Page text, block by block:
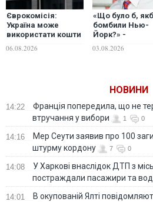
Єврокомісія:
Україна може
використати кошти
закупівлю ракет-
06.08.2026
«Що було б,
бомбили Нью-
Йорк?» -
актор Джессі
укритті на
03.08.2026
НОВИНИ
14:22
Франція попередила, що не
втручання у вибори
1 0
14:16
Мер Сеути заявив про 100
штурму кордону
7 0
14:08
У Харкові внаслідок ДТП з
постраждали пасажири та
14:01
В окупованій Ялті